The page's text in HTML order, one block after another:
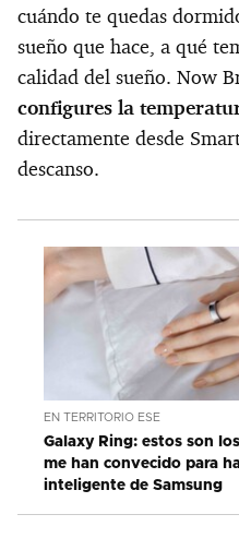
cuándo te quedas
sueño que hace, a qué
calidad del sueño. Now
configures la
directamente desde
descanso.
EN TERRITORIO ESE
Galaxy Ring: estos son
me han convecido para
inteligente de Samsung